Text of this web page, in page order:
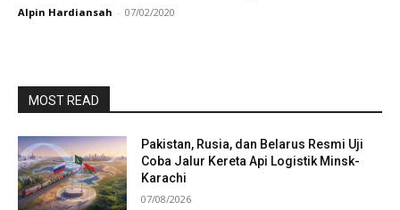
Alpin Hardiansah - 07/02/2020
MOST READ
Pakistan, Rusia, dan Belarus Resmi Uji
Coba Jalur Kereta Api Logistik Minsk-
Karachi
07/08/2026